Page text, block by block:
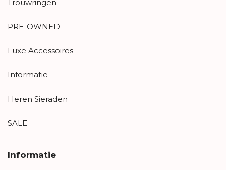
Trouwringen
PRE-OWNED
Luxe Accessoires
Informatie
Heren Sieraden
SALE
Informatie